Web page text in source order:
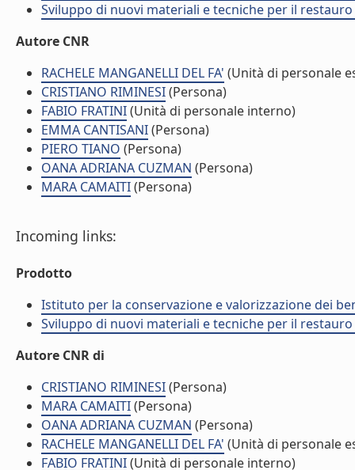
Sviluppo di nuovi materiali e tecniche per il restauro
Autore CNR
RACHELE MANGANELLI DEL FA' (Unità di personale
CRISTIANO RIMINESI(Persona)
FABIO FRATINI(Unità di personale interno)
EMMA CANTISANI(Persona)
PIERO TIANO (Persona)
OANA ADRIANA CUZMAN (Persona)
MARA CAMAITI(Persona)
Incoming links:
Prodotto
Istituto per la conservazione e valorizzazione dei
Sviluppo di nuovi materiali e tecniche per il restauro
Autore CNR di
CRISTIANO RIMINESI(Persona)
MARA CAMAITI(Persona)
OANA ADRIANA CUZMAN (Persona)
RACHELE MANGANELLI DEL FA' (Unità di personale
FABIO FRATINI(Unità di personale interno)